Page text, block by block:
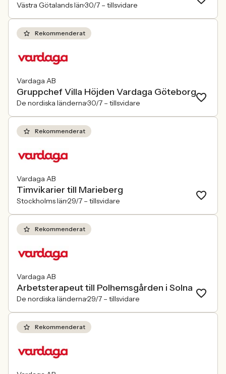
Västra Götalands län30/7 – tillsvidare
Rekommenderat
Vardaga AB
Gruppchef Villa Höjden Vardaga Göteborg
De nordiska länderna30/7 – tillsvidare
Rekommenderat
Vardaga AB
Timvikarier till Marieberg
Stockholms län29/7 – tillsvidare
Rekommenderat
Vardaga AB
Arbetsterapeut till Polhemsgården i Solna
De nordiska länderna29/7 – tillsvidare
Rekommenderat